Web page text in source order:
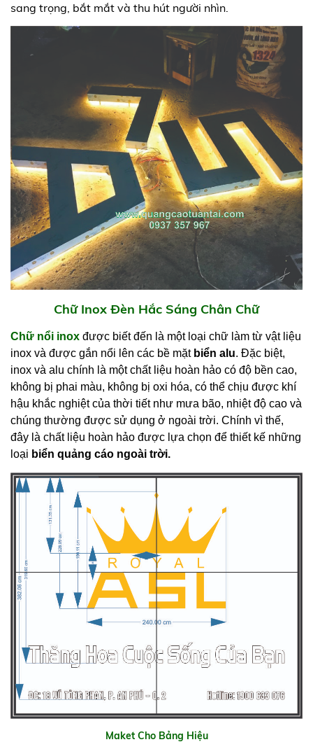
sang trọng, bắt mắt và thu hút người nhìn.
Chữ Inox Đèn Hắc Sáng Chân Chữ
Chữ nổi inox được biết đến là một loại chữ làm từ vật liệu
inox và được gắn nổi lên các bề mặt biển alu. Đặc biệt,
inox và alu chính là một chất liệu hoàn hảo có độ bền cao,
không bị phai màu, không bị oxi hóa, có thể chịu được khí
hậu khắc nghiệt của thời tiết như mưa bão, nhiệt độ cao và
chúng thường được sử dụng ở ngoài trời. Chính vì thế,
đây là chất liệu hoàn hảo được lựa chọn để thiết kế những
loại biển quảng cáo ngoài trời.
Maket Cho Bảng Hiệu